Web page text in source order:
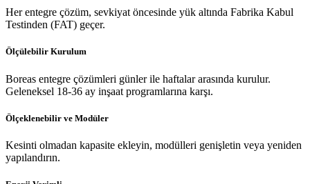
Her entegre çözüm, sevkiyat öncesinde yük altında Fabrika Kabul
Testinden (FAT) geçer.
Ölçülebilir Kurulum
Boreas entegre çözümleri günler ile haftalar arasında kurulur.
Geleneksel 18-36 ay inşaat programlarına karşı.
Ölçeklenebilir ve Modüler
Kesinti olmadan kapasite ekleyin, modülleri genişletin veya yeniden
yapılandırın.